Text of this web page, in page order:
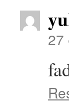
27